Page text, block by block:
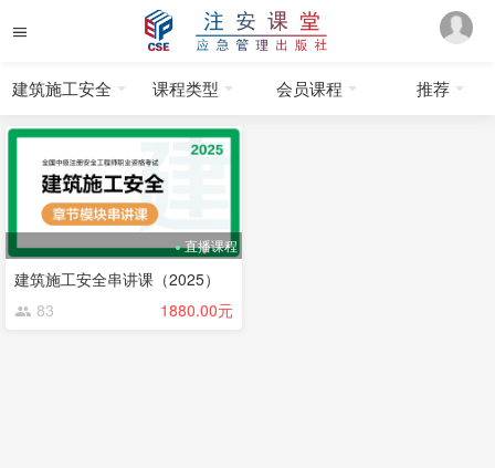
建筑施工安全 课程类型 会员课程 推荐
直播课程
建筑施工安全串讲课（2025）
83
1880.00元